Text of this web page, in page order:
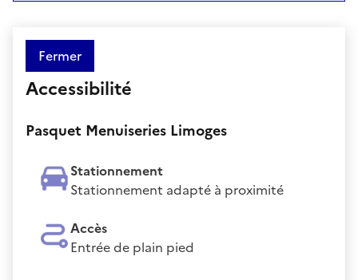
Fermer
Accessibilité
Pasquet Menuiseries Limoges
Stationnement
Stationnement adapté à proximité
Accès
Entrée de plain pied